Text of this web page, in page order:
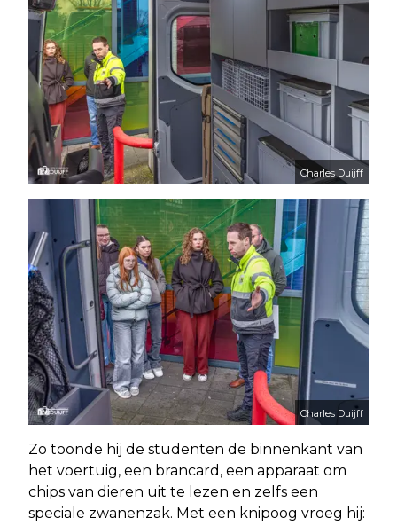
Charles Duijff
Charles Duijff
Zo toonde hij de studenten de binnenkant van
het voertuig, een brancard, een apparaat om
chips van dieren uit te lezen en zelfs een
speciale zwanenzak. Met een knipoog vroeg hij: